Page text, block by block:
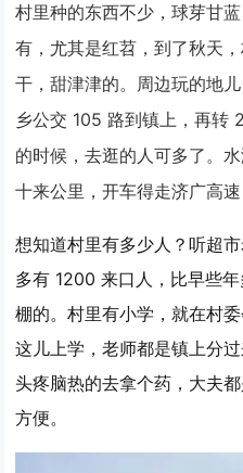
村里种的东西不少，球芽甘
有，尤其是红苕，到了秋天
干，甜津津的。周边玩的地
乡公交 105 路到镇上，再转
的时候，去逛的人可多了。
十来公里，开车得走济广高
想知道村里有多少人？听超
多有 1200 来口人，比早些
棚的。村里有小学，就在村
这儿上学，老师都是镇上分
头疼脑热的去拿个药，大夫
方便。